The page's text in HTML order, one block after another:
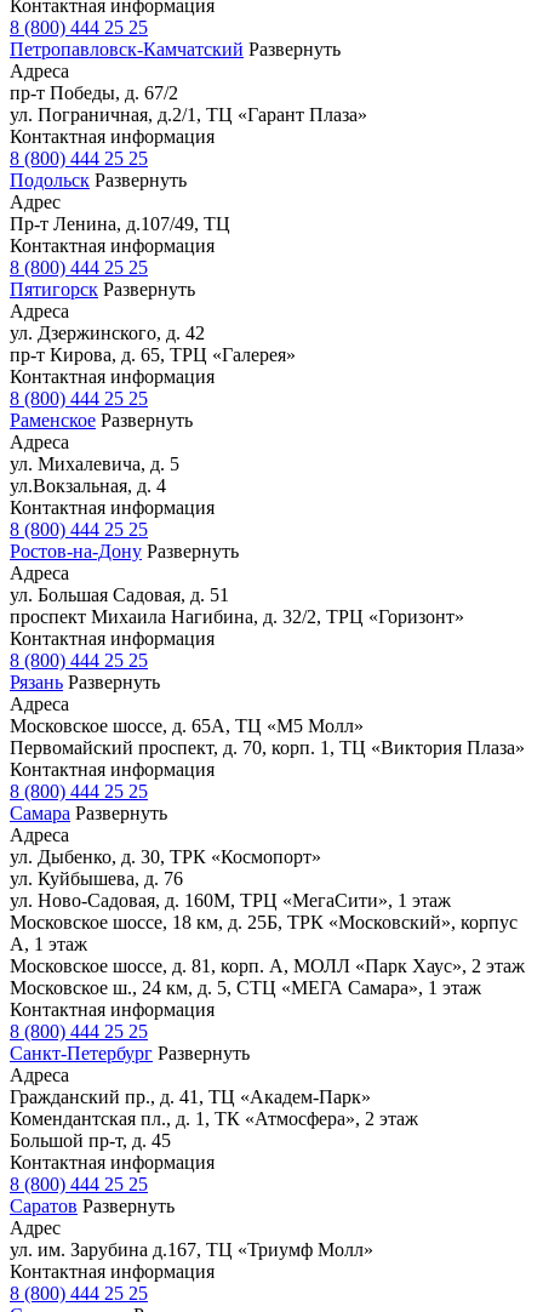
Контактная информация
8 (800) 444 25 25
Петропавловск-Камчатский Развернуть
Адреса
пр-т Победы, д. 67/2
ул. Пограничная, д.2/1, ТЦ «Гарант Плаза»
Контактная информация
8 (800) 444 25 25
Подольск Развернуть
Адрес
Пр-т Ленина, д.107/49, ТЦ
Контактная информация
8 (800) 444 25 25
Пятигорск Развернуть
Адреса
ул. Дзержинского, д. 42
пр-т Кирова, д. 65, ТРЦ «Галерея»
Контактная информация
8 (800) 444 25 25
Раменское Развернуть
Адреса
ул. Михалевича, д. 5
ул.Вокзальная, д. 4
Контактная информация
8 (800) 444 25 25
Ростов-на-Дону Развернуть
Адреса
ул. Большая Садовая, д. 51
проспект Михаила Нагибина, д. 32/2, ТРЦ «Горизонт»
Контактная информация
8 (800) 444 25 25
Рязань Развернуть
Адреса
Московское шоссе, д. 65А, ТЦ «М5 Молл»
Первомайский проспект, д. 70, корп. 1, ТЦ «Виктория Плаза»
Контактная информация
8 (800) 444 25 25
Самара Развернуть
Адреса
ул. Дыбенко, д. 30, ТРК «Космопорт»
ул. Куйбышева, д. 76
ул. Ново-Садовая, д. 160М, ТРЦ «МегаСити», 1 этаж
Московское шоссе, 18 км, д. 25Б, ТРК «Московский», корпус
А, 1 этаж
Московское шоссе, д. 81, корп. А, МОЛЛ «Парк Хаус», 2 этаж
Московское ш., 24 км, д. 5, СТЦ «МЕГА Самара», 1 этаж
Контактная информация
8 (800) 444 25 25
Санкт-Петербург Развернуть
Адреса
Гражданский пр., д. 41, ТЦ «Академ-Парк»
Комендантская пл., д. 1, ТК «Атмосфера», 2 этаж
Большой пр-т, д. 45
Контактная информация
8 (800) 444 25 25
Саратов Развернуть
Адрес
ул. им. Зарубина д.167, ТЦ «Триумф Молл»
Контактная информация
8 (800) 444 25 25